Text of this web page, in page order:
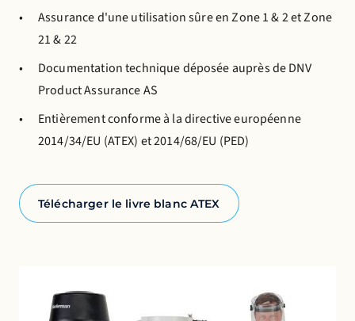
Assurance d'une utilisation sûre en Zone 1 & 2 et Zone
21 & 22
Documentation technique déposée auprès de DNV
Product Assurance AS
Entièrement conforme à la directive européenne
2014/34/EU (ATEX) et 2014/68/EU (PED)
Télécharger le livre blanc ATEX